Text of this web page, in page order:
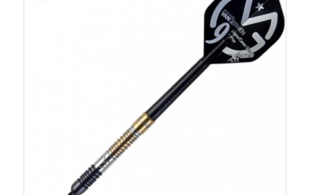
95 €
95 95